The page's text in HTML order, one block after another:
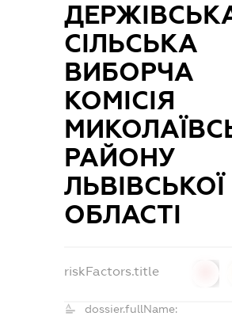
СІЛЬСЬКА
ВИБОРЧА
КОМІСІЯ
РАЙОНУ
ЛЬВІВСЬКОЇ
ОБЛАСТІ
riskFactors.title
dossier.fullName: